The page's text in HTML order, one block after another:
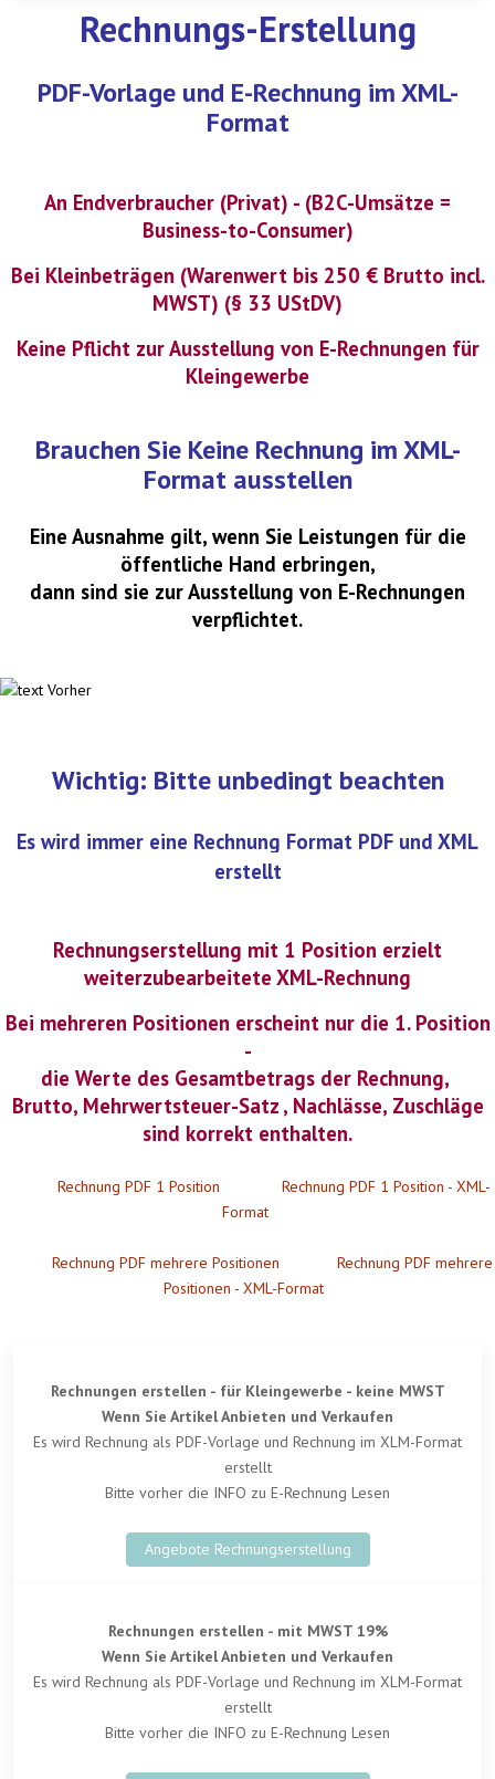
Rechnungs-Erstellung
PDF-Vorlage und E-Rechnung im XML-
Format
An Endverbraucher (Privat) - (B2C-Umsätze =
Business-to-Consumer)
Bei Kleinbeträgen (Warenwert bis 250 € Brutto incl.
MWST) (§ 33 UStDV)
Keine Pflicht zur Ausstellung von E-Rechnungen für
Kleingewerbe
Brauchen Sie Keine Rechnung im XML-
Format ausstellen
Eine Ausnahme gilt, wenn Sie Leistungen für die
öffentliche Hand erbringen,
dann sind sie zur Ausstellung von E-Rechnungen
verpflichtet.
Wichtig: Bitte unbedingt beachten
Es wird immer eine Rechnung Format PDF und XML
erstellt
Rechnungserstellung mit 1 Position erzielt
weiterzubearbeitete XML-Rechnung
Bei mehreren Positionen erscheint nur die 1. Position
-
die Werte des Gesamtbetrags der Rechnung,
Brutto, Mehrwertsteuer-Satz , Nachlässe, Zuschläge
sind korrekt enthalten.
Rechnung PDF 1 Position
Rechnung PDF 1 Position - XML-
Format
Rechnung PDF mehrere Positionen
Rechnung PDF mehrere
Positionen - XML-Format
Rechnungen erstellen - für Kleingewerbe - keine MWST
Wenn Sie Artikel Anbieten und Verkaufen
Es wird Rechnung als PDF-Vorlage und Rechnung im XLM-Format
erstellt
Bitte vorher die INFO zu E-Rechnung Lesen
Angebote Rechnungserstellung
Rechnungen erstellen - mit MWST 19%
Wenn Sie Artikel Anbieten und Verkaufen
Es wird Rechnung als PDF-Vorlage und Rechnung im XLM-Format
erstellt
Bitte vorher die INFO zu E-Rechnung Lesen